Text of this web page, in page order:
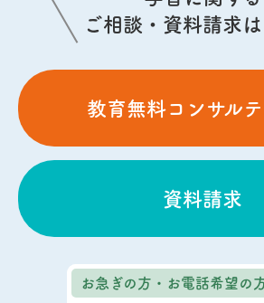
ご相談・資料請求
教育無料コンサル
資料請求
お急ぎの方・お電話希望の